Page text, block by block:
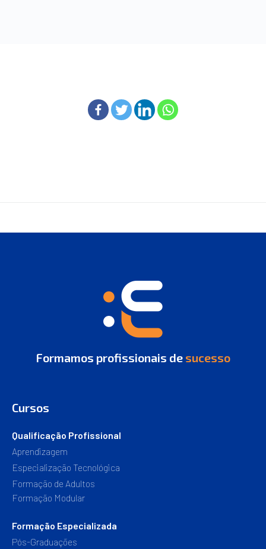
Formamos profissionais de sucesso
Cursos
Qualificação Profissional
Aprendizagem
Especialização Tecnológica
Formação de Adultos
Formação Modular
Formação Especializada
Pós-Graduações